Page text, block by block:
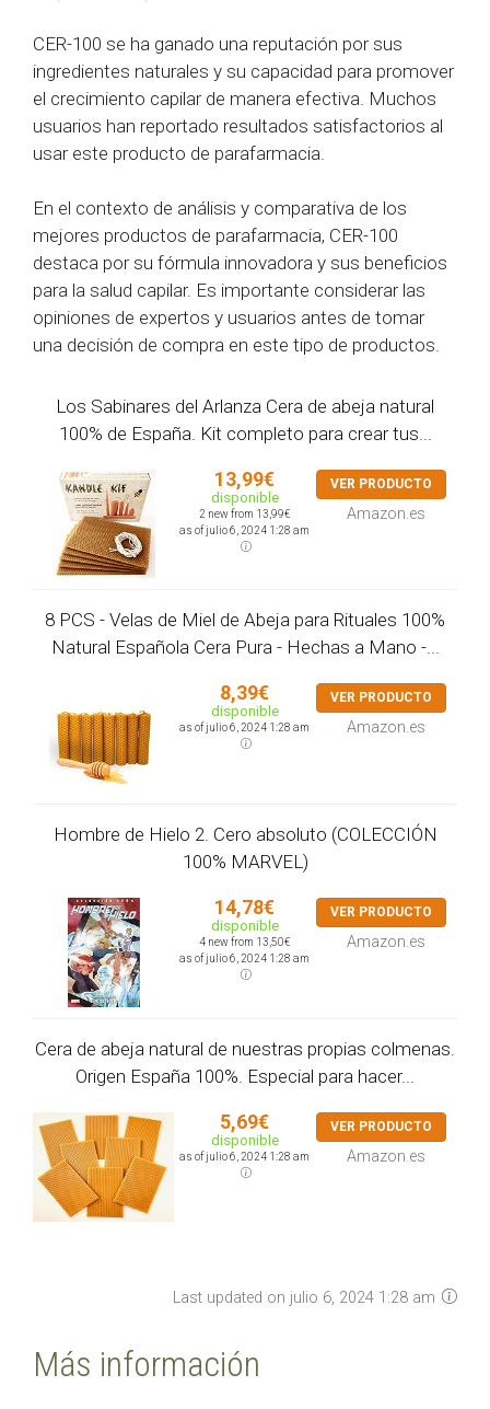
CER-100 se ha ganado una reputación por sus
ingredientes naturales y su capacidad para promover
el crecimiento capilar de manera efectiva. Muchos
usuarios han reportado resultados satisfactorios al
usar este producto de parafarmacia.
En el contexto de análisis y comparativa de los
mejores productos de parafarmacia, CER-100
destaca por su fórmula innovadora y sus beneficios
para la salud capilar. Es importante considerar las
opiniones de expertos y usuarios antes de tomar
una decisión de compra en este tipo de productos.
Los Sabinares del Arlanza Cera de abeja natural
100% de España. Kit completo para crear tus...
13,99€
disponible
2 new from 13,99€
as of julio 6, 2024 1:28 am
VER PRODUCTO
Amazon.es
8 PCS - Velas de Miel de Abeja para Rituales 100%
Natural Española Cera Pura - Hechas a Mano -...
8,39€
disponible
as of julio 6, 2024 1:28 am
VER PRODUCTO
Amazon.es
Hombre de Hielo 2. Cero absoluto (COLECCIÓN
100% MARVEL)
14,78€
disponible
4 new from 13,50€
as of julio 6, 2024 1:28 am
VER PRODUCTO
Amazon.es
Cera de abeja natural de nuestras propias colmenas.
Origen España 100%. Especial para hacer...
5,69€
disponible
as of julio 6, 2024 1:28 am
VER PRODUCTO
Amazon.es
Last updated on julio 6, 2024 1:28 am
Más información